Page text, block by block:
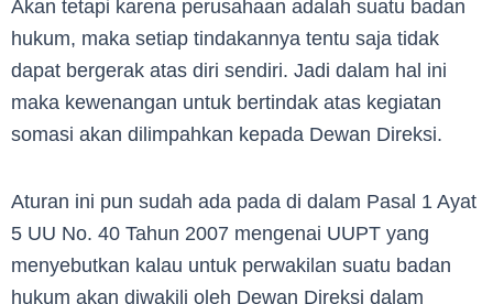
Akan tetapi karena perusahaan adalah suatu badan
hukum, maka setiap tindakannya tentu saja tidak
dapat bergerak atas diri sendiri. Jadi dalam hal ini
maka kewenangan untuk bertindak atas kegiatan
somasi akan dilimpahkan kepada Dewan Direksi.
Aturan ini pun sudah ada pada di dalam Pasal 1 Ayat
5 UU No. 40 Tahun 2007 mengenai UUPT yang
menyebutkan kalau untuk perwakilan suatu badan
hukum akan diwakili oleh Dewan Direksi dalam